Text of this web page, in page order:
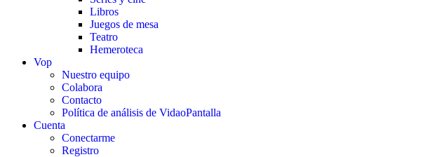
Libros
Juegos de mesa
Teatro
Hemeroteca
Vop
Nuestro equipo
Colabora
Contacto
Política de análisis de VidaoPantalla
Cuenta
Conectarme
Registro